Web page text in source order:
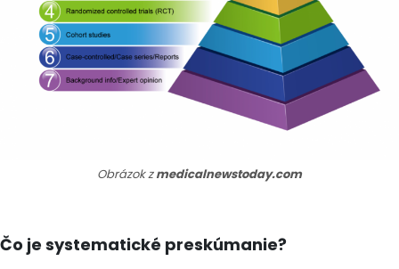
Obrázok zmedicalnewstoday.com
Čo je systematické preskúmanie?